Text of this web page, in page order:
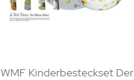
WMF Kinderbesteckset Der